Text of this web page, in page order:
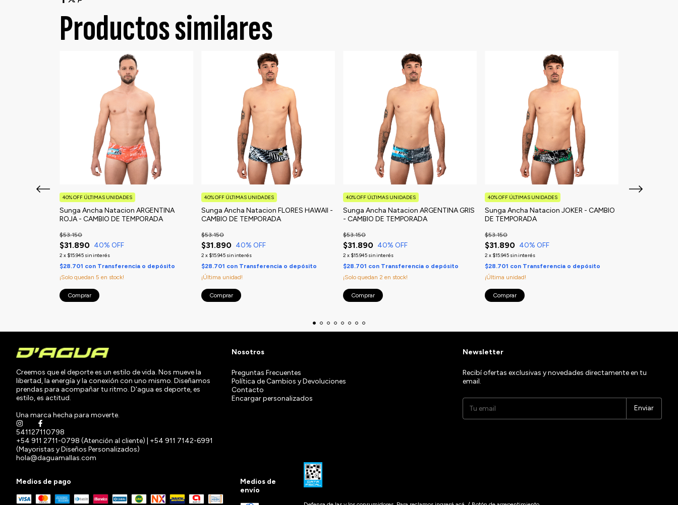
Productos similares
Sunga Ancha Natacion ARGENTINA
ROJA - CAMBIO DE TEMPORADA
$31.890
$53.150
40% OFF
2 x $15.945 sin interés
40% OFF ÚLTIMAS UNIDADES
$28.701 con Transferencia o depósito
¡Solo quedan 5 en stock!
Comprar
Sunga Ancha Natacion FLORES HAWAII -
CAMBIO DE TEMPORADA
$31.890
$53.150
40% OFF
2 x $15.945 sin interés
40% OFF ÚLTIMAS UNIDADES
$28.701 con Transferencia o depósito
¡Última unidad!
Comprar
Sunga Ancha Natacion ARGENTINA GRIS
- CAMBIO DE TEMPORADA
$31.890
$53.150
40% OFF
2 x $15.945 sin interés
40% OFF ÚLTIMAS UNIDADES
$28.701 con Transferencia o depósito
¡Solo quedan 2 en stock!
Comprar
Sunga Ancha Natacion JOKER - CAMBIO
DE TEMPORADA
$31.890
$53.150
40% OFF
2 x $15.945 sin interés
40% OFF ÚLTIMAS UNIDADES
$28.701 con Transferencia o depósito
¡Última unidad!
Comprar
Creemos que el deporte es un estilo de vida. Nos mueve la
libertad, la energía y la conexión con uno mismo. Diseñamos
prendas para acompañar tu ritmo. D'agua es deporte, es
estilo, es actitud.
Una marca hecha para moverte.
541127110798
+54 911 2711-0798 (Atención al cliente) | +54 911 7142-6991
(Mayoristas y Diseños Personalizados)
hola@daguamallas.com
Nosotros
Preguntas Frecuentes
Política de Cambios y Devoluciones
Contacto
Encargar personalizados
Newsletter
Recibí ofertas exclusivas y novedades directamente en tu
email.
Medios de pago
Medios de
envío